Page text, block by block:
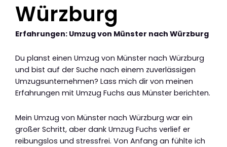
Würzburg
Erfahrungen: Umzug von Münster nach Würzburg
Du planst einen Umzug von Münster nach Würzburg
und bist auf der Suche nach einem zuverlässigen
Umzugsunternehmen? Lass mich dir von meinen
Erfahrungen mit Umzug Fuchs aus Münster berichten.
Mein Umzug von Münster nach Würzburg war ein
großer Schritt, aber dank Umzug Fuchs verlief er
reibungslos und stressfrei. Von Anfang an fühlte ich